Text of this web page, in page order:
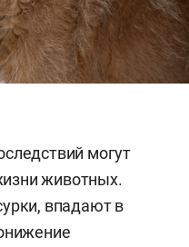
могут
животных.
впадают в